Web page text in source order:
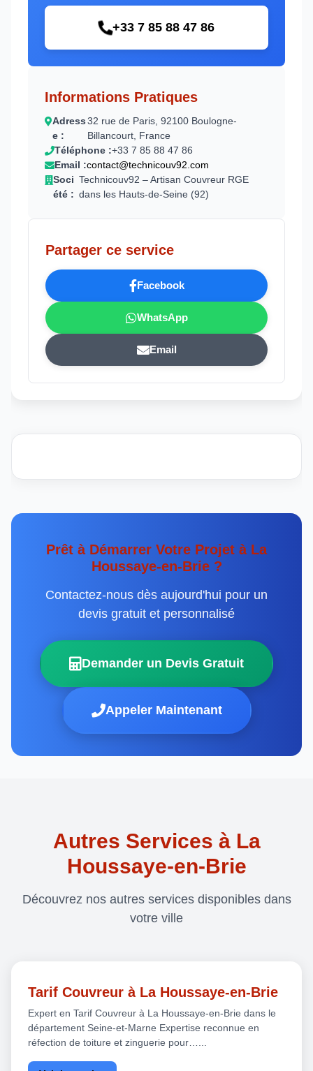
+33 7 85 88 47 86
Informations Pratiques
Adress
e :
32 rue de Paris, 92100 Boulogne-
Billancourt, France
Téléphone :+33 7 85 88 47 86
Email :contact@technicouv92.com
Soci
été :
Technicouv92 – Artisan Couvreur RGE
dans les Hauts-de-Seine (92)
Partager ce service
Facebook
WhatsApp
Email
Prêt à Démarrer Votre Projet à La
Houssaye-en-Brie ?
Contactez-nous dès aujourd'hui pour un
devis gratuit et personnalisé
Demander un Devis Gratuit
Appeler Maintenant
Autres Services à La
Houssaye-en-Brie
Découvrez nos autres services disponibles dans
votre ville
Tarif Couvreur à La Houssaye-en-Brie
Expert en Tarif Couvreur à La Houssaye-en-Brie dans le
département Seine-et-Marne Expertise reconnue en
réfection de toiture et zinguerie pour…...